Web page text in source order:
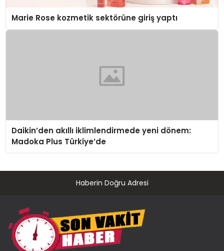
Marie Rose kozmetik sektörüne giriş yaptı
Daikin’den akıllı iklimlendirmede yeni dönem:
Madoka Plus Türkiye’de
Haberin Doğru Adresi